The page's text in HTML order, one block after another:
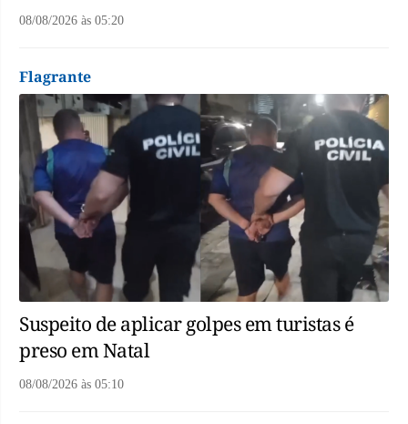
08/08/2026 às 05:20
Flagrante
Suspeito de aplicar golpes em turistas é
preso em Natal
08/08/2026 às 05:10